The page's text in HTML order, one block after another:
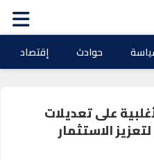
حوادث إقتصاد
على تعديلات
الاستثمار